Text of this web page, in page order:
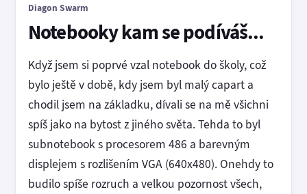
Diagon Swarm
Notebooky kam se podíváš...
Když jsem si poprvé vzal notebook do školy, což
bylo ještě v době, kdy jsem byl malý capart a
chodil jsem na základku, dívali se na mě všichni
spíš jako na bytost z jiného světa. Tehda to byl
subnotebook s procesorem 486 a barevným
displejem s rozlišením VGA (640x480). Onehdy to
budilo spíše rozruch a velkou pozornost všech,